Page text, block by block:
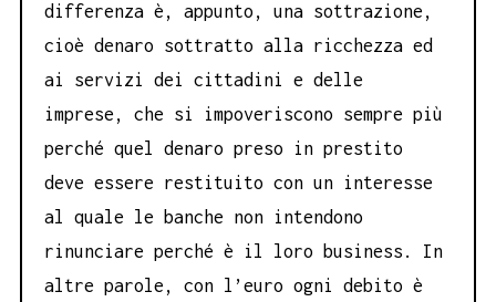
differenza è, appunto, una sottrazione,
cioè denaro sottratto alla ricchezza ed
ai servizi dei cittadini e delle
imprese, che si impoveriscono sempre più
perché quel denaro preso in prestito
deve essere restituito con un interesse
al quale le banche non intendono
rinunciare perché è il loro business. In
altre parole, con l’euro ogni debito è